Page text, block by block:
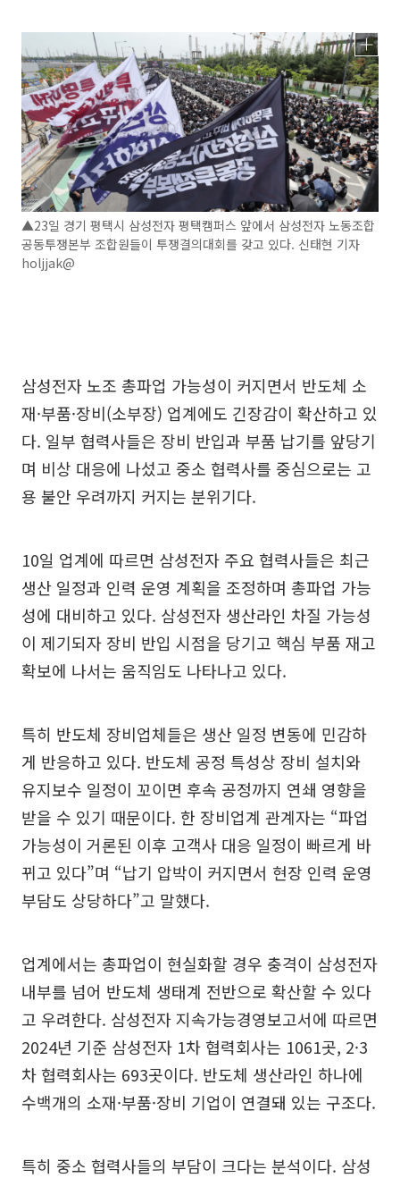
▲23일 경기 평택시 삼성전자 평택캠퍼스 앞에서 삼성전자 노동조합
공동투쟁본부 조합원들이 투쟁결의대회를 갖고 있다. 신태현 기자
holjjak@
삼성전자 노조 총파업 가능성이 커지면서 반도체 소
재·부품·장비(소부장) 업계에도 긴장감이 확산하고 있
다. 일부 협력사들은 장비 반입과 부품 납기를 앞당기
며 비상 대응에 나섰고 중소 협력사를 중심으로는 고
용 불안 우려까지 커지는 분위기다.
10일 업계에 따르면 삼성전자 주요 협력사들은 최근
생산 일정과 인력 운영 계획을 조정하며 총파업 가능
성에 대비하고 있다. 삼성전자 생산라인 차질 가능성
이 제기되자 장비 반입 시점을 당기고 핵심 부품 재고
확보에 나서는 움직임도 나타나고 있다.
특히 반도체 장비업체들은 생산 일정 변동에 민감하
게 반응하고 있다. 반도체 공정 특성상 장비 설치와
유지보수 일정이 꼬이면 후속 공정까지 연쇄 영향을
받을 수 있기 때문이다. 한 장비업계 관계자는 “파업
가능성이 거론된 이후 고객사 대응 일정이 빠르게 바
뀌고 있다”며 “납기 압박이 커지면서 현장 인력 운영
부담도 상당하다”고 말했다.
업계에서는 총파업이 현실화할 경우 충격이 삼성전자
내부를 넘어 반도체 생태계 전반으로 확산할 수 있다
고 우려한다. 삼성전자 지속가능경영보고서에 따르면
2024년 기준 삼성전자 1차 협력회사는 1061곳, 2·3
차 협력회사는 693곳이다. 반도체 생산라인 하나에
수백개의 소재·부품·장비 기업이 연결돼 있는 구조다.
특히 중소 협력사들의 부담이 크다는 분석이다. 삼성